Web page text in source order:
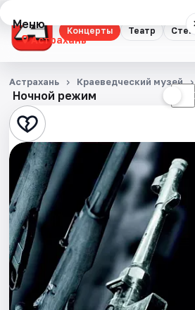
Концерты Театр
Меню
Астрахань
Концерты
Театр
Стендап
Выставки
Квесты
Экскурсии
Спорт
События
Ночной режим ☾
Астрахань Краеведческий музей